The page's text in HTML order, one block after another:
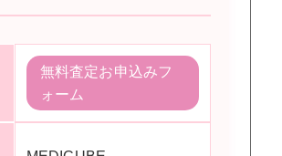
無料査定お申込みフ
ォーム